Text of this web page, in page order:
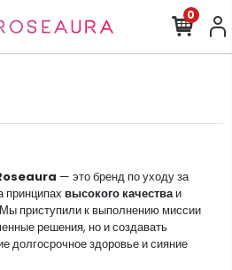
0
— это бренд по уходу за
принципах высокого качестваи
приступили к выполнению миссии
решения, но и создавать
долгосрочное здоровье и сияние